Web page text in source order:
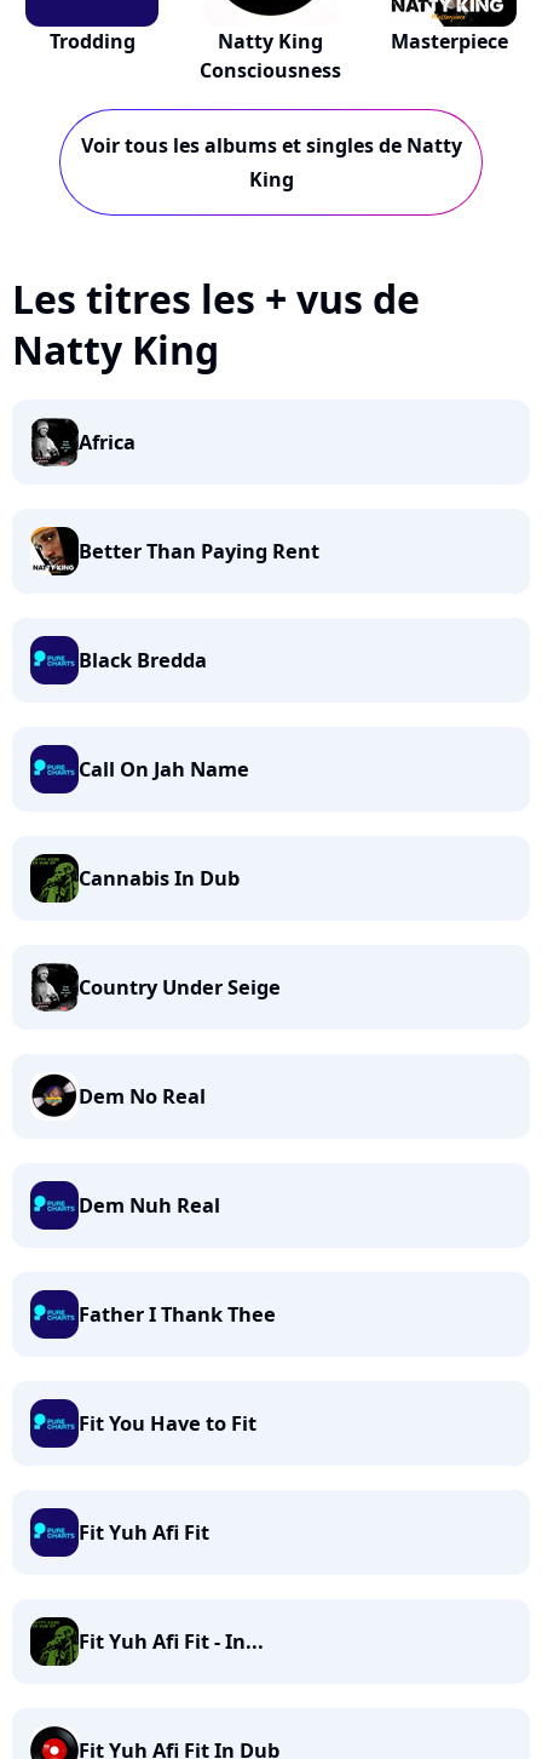
Trodding
Natty King
Consciousness
Masterpiece
Voir tous les albums et singles de Natty
King
Les titres les + vus de
Natty King
Africa
Better Than Paying Rent
Black Bredda
Call On Jah Name
Cannabis In Dub
Country Under Seige
Dem No Real
Dem Nuh Real
Father I Thank Thee
Fit You Have to Fit
Fit Yuh Afi Fit
Fit Yuh Afi Fit - In...
Fit Yuh Afi Fit In Dub